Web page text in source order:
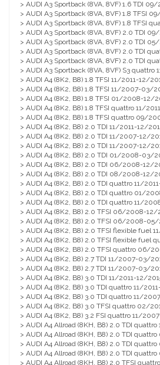
> AUDI A3 Sportback (8VA, 8VF) 1.6 TDI 09/
> AUDI A3 Sportback (8VA, 8VF) 1.8 TFSI
> AUDI A3 Sportback (8VA, 8VF) 1.8 TFSI
> AUDI A3 Sportback (8VA, 8VF) 2.0 TDI
> AUDI A3 Sportback (8VA, 8VF) 2.0 TDI
> AUDI A3 Sportback (8VA, 8VF) 2.0 TDI
> AUDI A3 Sportback (8VA, 8VF) 2.0 TDI
> AUDI A3 Sportback (8VA, 8VF) S3 quattro
> AUDI A4 (8K2, B8) 1.8 TFSI 11/2011-12/
> AUDI A4 (8K2, B8) 1.8 TFSI 11/2007-03/
> AUDI A4 (8K2, B8) 1.8 TFSI 01/2008-12/
> AUDI A4 (8K2, B8) 1.8 TFSI quattro 11/
> AUDI A4 (8K2, B8) 1.8 TFSI quattro 09/
> AUDI A4 (8K2, B8) 2.0 TDI 11/2011-12/
> AUDI A4 (8K2, B8) 2.0 TDI 11/2007-12/
> AUDI A4 (8K2, B8) 2.0 TDI 11/2007-12/
> AUDI A4 (8K2, B8) 2.0 TDI 01/2008-03/
> AUDI A4 (8K2, B8) 2.0 TDI 06/2008-12/
> AUDI A4 (8K2, B8) 2.0 TDI 08/2008-12/
> AUDI A4 (8K2, B8) 2.0 TDI quattro 11/
> AUDI A4 (8K2, B8) 2.0 TDI quattro 01/
> AUDI A4 (8K2, B8) 2.0 TDI quattro 11/
> AUDI A4 (8K2, B8) 2.0 TFSI 06/2008-12/
> AUDI A4 (8K2, B8) 2.0 TFSI 06/2008-05/
> AUDI A4 (8K2, B8) 2.0 TFSI flexible fuel
> AUDI A4 (8K2, B8) 2.0 TFSI flexible fuel
> AUDI A4 (8K2, B8) 2.0 TFSI quattro 06/
> AUDI A4 (8K2, B8) 2.7 TDI 11/2007-03/
> AUDI A4 (8K2, B8) 2.7 TDI 11/2007-03/
> AUDI A4 (8K2, B8) 3.0 TDI 11/2011-12/
> AUDI A4 (8K2, B8) 3.0 TDI quattro 11/
> AUDI A4 (8K2, B8) 3.0 TDI quattro 11/
> AUDI A4 (8K2, B8) 3.0 TFSI quattro 02/
> AUDI A4 (8K2, B8) 3.2 FSI quattro 11/
> AUDI A4 Allroad (8KH, B8) 2.0 TDI
> AUDI A4 Allroad (8KH, B8) 2.0 TDI
> AUDI A4 Allroad (8KH, B8) 2.0 TDI
> AUDI A4 Allroad (8KH, B8) 2.0 TDI
> AUDI A4 Allroad (8KH, B8) 2.0 TFSI